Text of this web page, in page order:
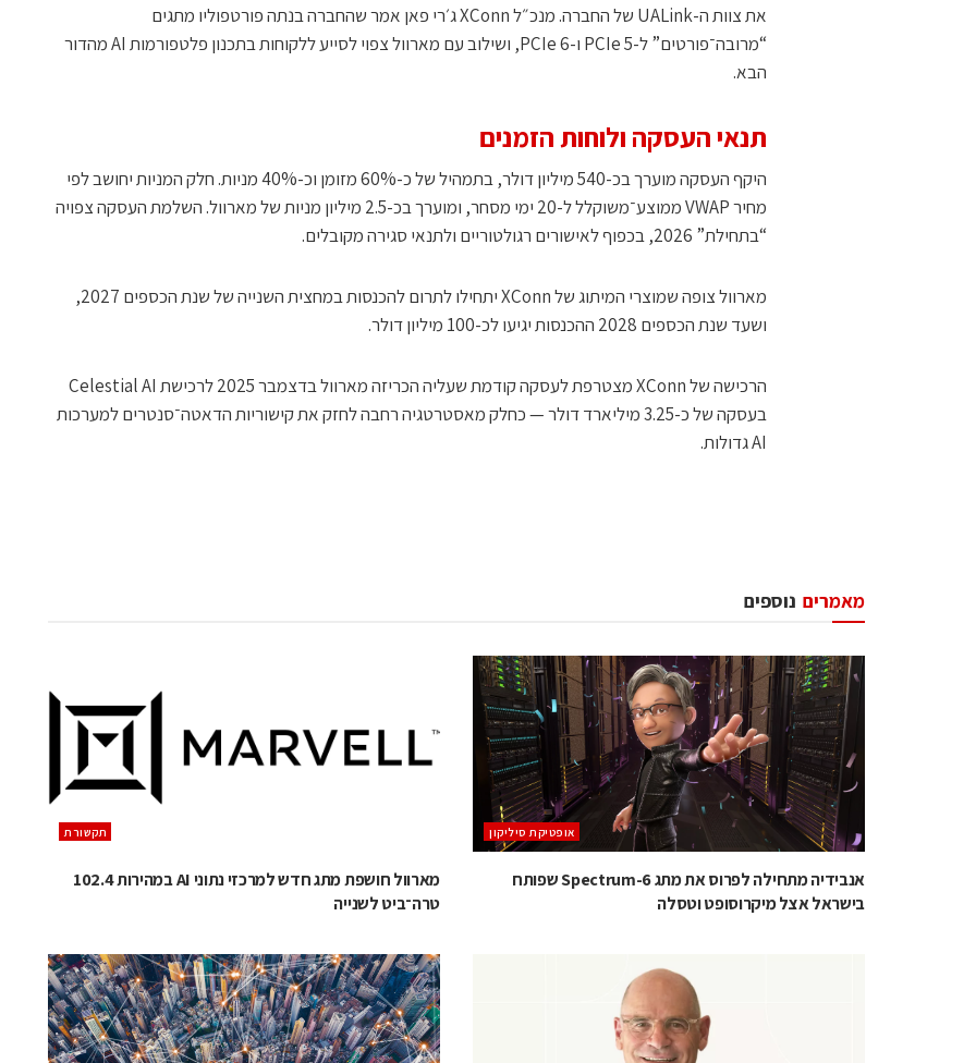
את צוות ה-UALink של החברה. מנכ״ל XConn ג׳רי פאן אמר שהחברה בנתה פורטפוליו מתגים
“מרובה־פורטים” ל-PCIe 5 ו-PCIe 6, ושילוב עם מארוול צפוי לסייע ללקוחות בתכנון פלטפורמות AI מהדור
הבא.
תנאי העסקה ולוחות הזמנים
היקף העסקה מוערך בכ-540 מיליון דולר, בתמהיל של כ-60% מזומן וכ-40% מניות. חלק המניות יחושב לפי
מחיר VWAP ממוצע־משוקלל ל-20 ימי מסחר, ומוערך בכ-2.5 מיליון מניות של מארוול. השלמת העסקה צפויה
“בתחילת” 2026, בכפוף לאישורים רגולטוריים ולתנאי סגירה מקובלים.
מארוול צופה שמוצרי המיתוג של XConn יתחילו לתרום להכנסות במחצית השנייה של שנת הכספים 2027,
ושעד שנת הכספים 2028 ההכנסות יגיעו לכ-100 מיליון דולר.
הרכישה של XConn מצטרפת לעסקה קודמת שעליה הכריזה מארוול בדצמבר 2025 לרכישת Celestial AI
בעסקה של כ-3.25 מיליארד דולר — כחלק מאסטרטגיה רחבה לחזק את קישוריות הדאטה־סנטרים למערכות
AI גדולות.
נוספים מאמרים
אופטיקת סיליקון
אנבידיה מתחילה לפרוס את מתג Spectrum-6 שפותח
בישראל אצל מיקרוסופט וטסלה
תקשורת
מארוול חושפת מתג חדש למרכזי נתוני AI במהירות 102.4
טרה־ביט לשנייה